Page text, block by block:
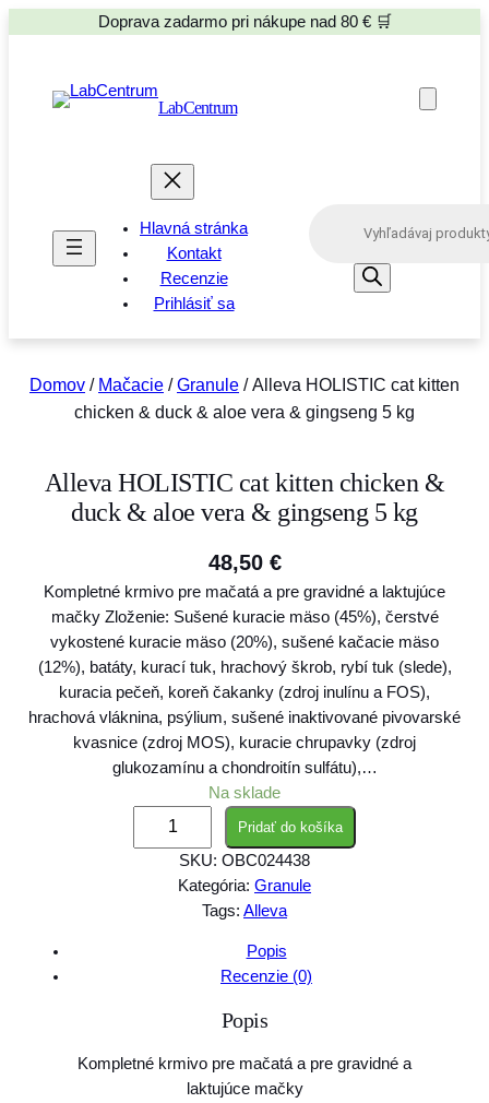
Doprava zadarmo pri nákupe nad 80 € 🛒
LabCentrum
Hlavná stránka
Kontakt
Recenzie
Prihlásiť sa
s
e
r
Domov / Mačacie /Granule / Alleva HOLISTIC cat kitten
chicken & duck & aloe vera & gingseng 5 kg
Alleva HOLISTIC cat kitten chicken &
duck & aloe vera & gingseng 5 kg
48,50 €
Kompletné krmivo pre mačatá a pre gravidné a laktujúce
mačky Zloženie: Sušené kuracie mäso (45%), čerstvé
vykostené kuracie mäso (20%), sušené kačacie mäso
(12%), batáty, kurací tuk, hrachový škrob, rybí tuk (slede),
kuracia pečeň, koreň čakanky (zdroj inulínu a FOS),
hrachová vláknina, psýlium, sušené inaktivované pivovarské
kvasnice (zdroj MOS), kuracie chrupavky (zdroj
glukozamínu a chondroitín sulfátu),…
Na sklade
l
Pridať do košíka
SKU: OBC024438
Kategória: Granule
Tags: Alleva
Popis
Recenzie (0)
Popis
Kompletné krmivo pre mačatá a pre gravidné a
laktujúce mačky